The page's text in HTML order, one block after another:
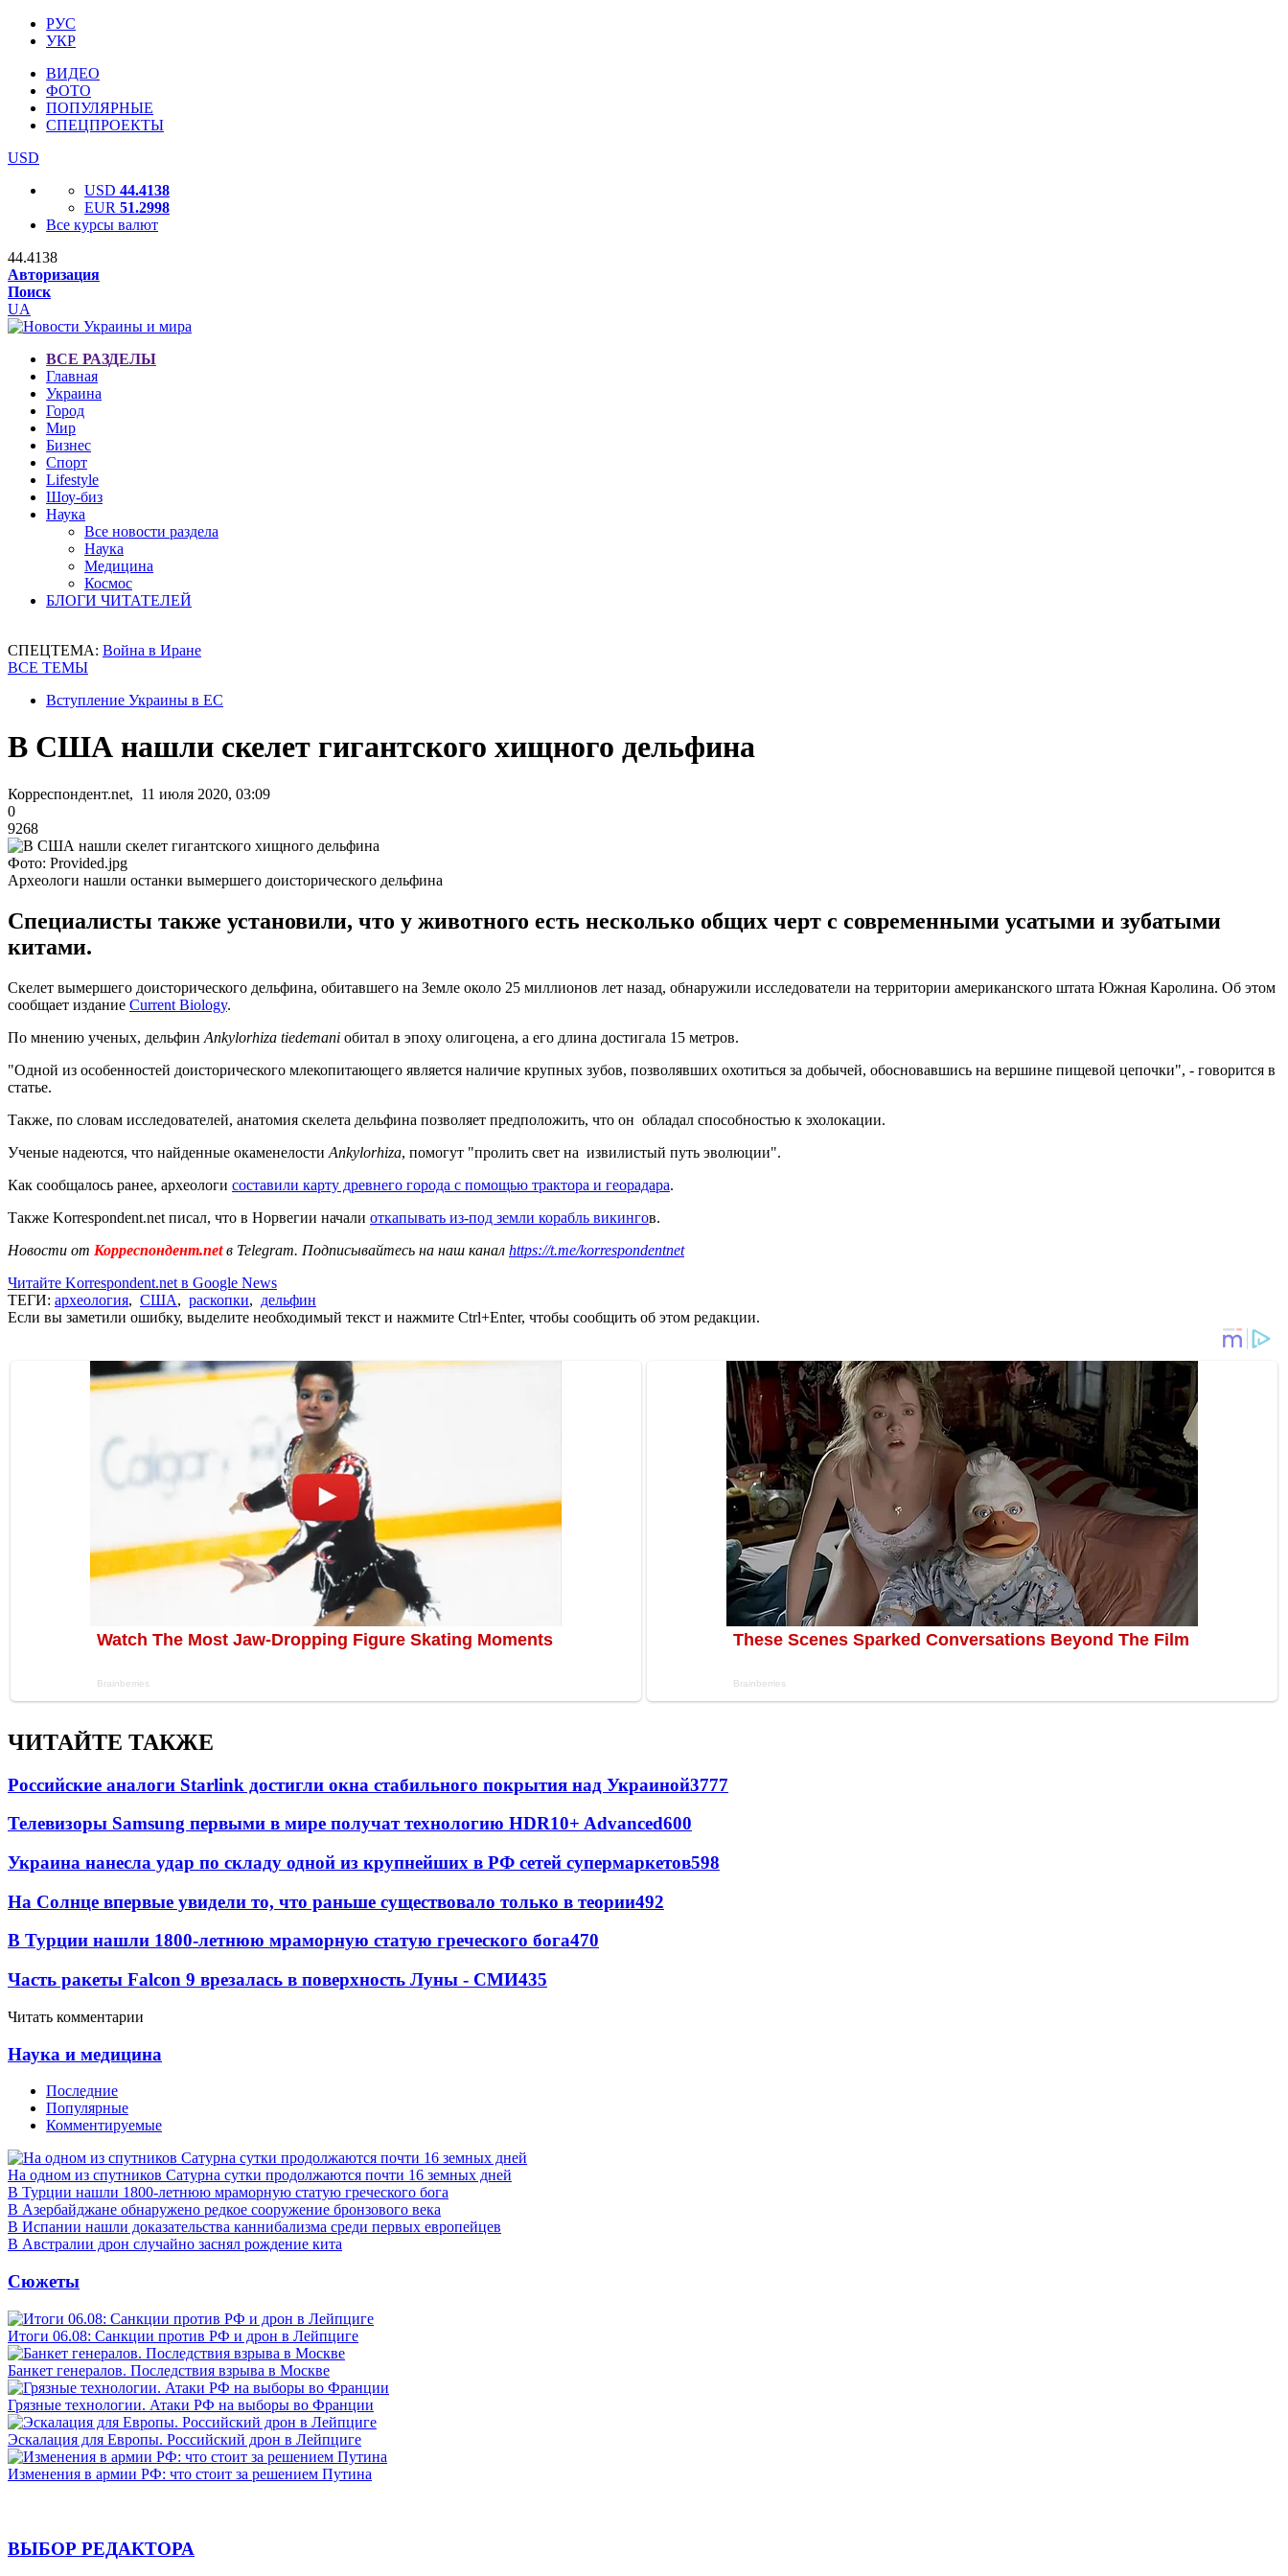
РУС
УКР
ВИДЕО
ФОТО
ПОПУЛЯРНЫЕ
СПЕЦПРОЕКТЫ
USD
USD 44.4138
EUR 51.2998
Все курсы валют
44.4138
Авторизация
Поиск
UA
ВСЕ РАЗДЕЛЫ
Главная
Украина
Город
Мир
Бизнес
Спорт
Lifestyle
Шоу-биз
Наука
Все новости раздела
Наука
Медицина
Космос
БЛОГИ ЧИТАТЕЛЕЙ
СПЕЦТЕМА: Война в Иране
ВСЕ ТЕМЫ
Вступление Украины в ЕС
В США нашли скелет гигантского хищного дельфина
Корреспондент.net, 11 июля 2020, 03:09
0
9268
Фото: Provided.jpg
Археологи нашли останки вымершего доисторического дельфина
Специалисты также установили, что у животного есть несколько общих черт с современными усатыми и зубатыми
китами.
Скелет вымершего доисторического дельфина, обитавшего на Земле около 25 миллионов лет назад, обнаружили исследователи на территории американского штата Южная Каролина. Об этом
сообщает издание Current Biology.
По мнению ученых, дельфин Ankylorhiza tiedemani обитал в эпоху олигоцена, а его длина достигала 15 метров.
"Одной из особенностей доисторического млекопитающего является наличие крупных зубов, позволявших охотиться за добычей, обосновавшись на вершине пищевой цепочки", - говорится в
статье.
Также, по словам исследователей, анатомия скелета дельфина позволяет предположить, что он обладал способностью к эхолокации.
Ученые надеются, что найденные окаменелости Ankylorhiza, помогут "пролить свет на извилистый путь эволюции".
Как сообщалось ранее, археологи составили карту древнего города с помощью трактора и георадара.
Также Korrespondent.net писал, что в Норвегии начали откапывать из-под земли корабль викингов.
Новости от Корреспондент.netв Telegram. Подписывайтесь на наш канал https://t.me/korrespondentnet
Читайте Korrespondent.net в Google News
ТЕГИ: археология, США, раскопки, дельфин
Если вы заметили ошибку, выделите необходимый текст и нажмите Ctrl+Enter, чтобы сообщить об этом редакции.
ЧИТАЙТЕ ТАКЖЕ
Российские аналоги Starlink достигли окна стабильного покрытия над Украиной3777
Телевизоры Samsung первыми в мире получат технологию HDR10+ Advanced600
Украина нанесла удар по складу одной из крупнейших в РФ сетей супермаркетов598
На Солнце впервые увидели то, что раньше существовало только в теории492
В Турции нашли 1800-летнюю мраморную статую греческого бога470
Часть ракеты Falcon 9 врезалась в поверхность Луны - СМИ435
Читать комментарии
Наука и медицина
Последние
Популярные
Комментируемые
На одном из спутников Сатурна сутки продолжаются почти 16 земных дней
В Турции нашли 1800-летнюю мраморную статую греческого бога
В Азербайджане обнаружено редкое сооружение бронзового века
В Испании нашли доказательства каннибализма среди первых европейцев
В Австралии дрон случайно заснял рождение кита
Сюжеты
Итоги 06.08: Санкции против РФ и дрон в Лейпциге
Банкет генералов. Последствия взрыва в Москве
Грязные технологии. Атаки РФ на выборы во Франции
Эскалация для Европы. Российский дрон в Лейпциге
Изменения в армии РФ: что стоит за решением Путина
ВЫБОР РЕДАКТОРА